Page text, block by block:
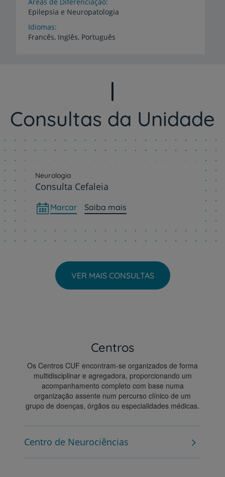
Epilepsia e Neuropatologia
Idiomas
Francês, Inglês, Português
Consultas da Unidade
Neurologia
Consulta Cefaleia
Marcar Saiba mais
VER MAIS CONSULTAS
Centros
Os Centros CUF encontram-se organizados de forma
multidisciplinar e agregadora, proporcionando um
acompanhamento completo com base numa
organização assente num percurso clínico de um
grupo de doenças, órgãos ou especialidades médicas.
Centro de Neurociências